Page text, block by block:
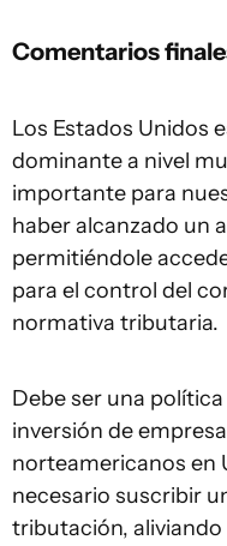
Comentarios
Los Estados Unidos
dominante a nivel
importante para
haber alcanzado un
permitiéndole
para el control del
normativa tributaria.
Debe ser una
inversión de
norteamericanos en
necesario suscribir
tributación, aliviando